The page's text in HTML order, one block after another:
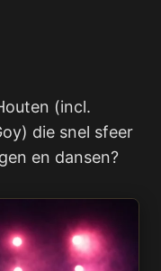
(incl.
die snel sfeer
en dansen?